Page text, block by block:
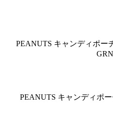
PEANUTS キャンディポー
GRN
PEANUTS キャンディポー